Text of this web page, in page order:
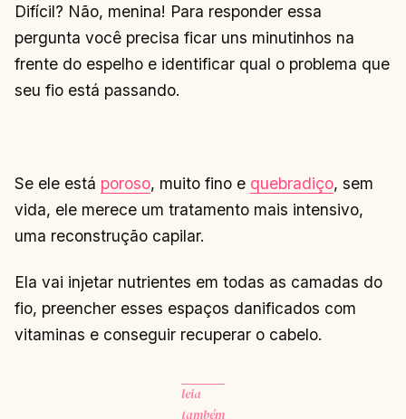
Difícil? Não, menina! Para responder essa
pergunta você precisa ficar uns minutinhos na
frente do espelho e identificar qual o problema que
seu fio está passando.
Se ele está poroso, muito fino e quebradiço, sem
vida, ele merece um tratamento mais intensivo,
uma reconstrução capilar.
Ela vai injetar nutrientes em todas as camadas do
fio, preencher esses espaços danificados com
vitaminas e conseguir recuperar o cabelo.
leia
também